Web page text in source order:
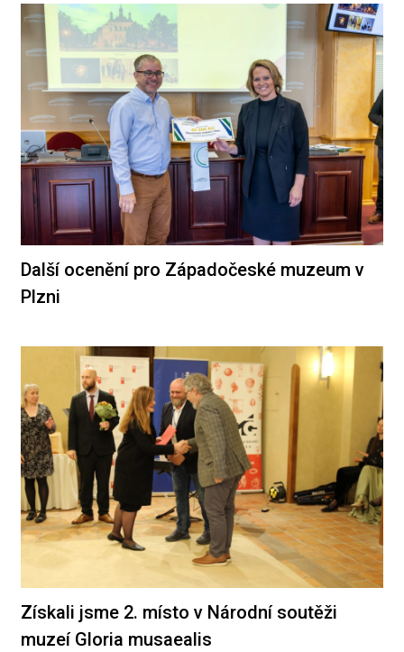
Další ocenění pro Západočeské muzeum v
Plzni
Získali jsme 2. místo v Národní soutěži
muzeí Gloria musaealis